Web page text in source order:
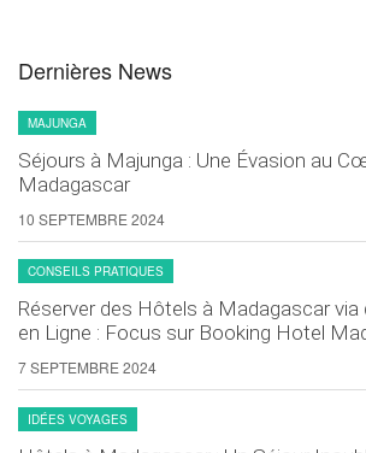
Dernières News
MAJUNGA
Séjours à Majunga : Une Évasion au
Madagascar
10 SEPTEMBRE 2024
CONSEILS PRATIQUES
Réserver des Hôtels à Madagascar
en Ligne : Focus sur Booking Hotel
7 SEPTEMBRE 2024
IDÉES VOYAGES